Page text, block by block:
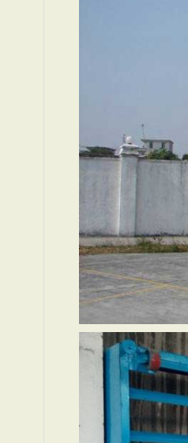
东莞饭堂餐桌厂家,JXA
深圳餐桌,JXA045-